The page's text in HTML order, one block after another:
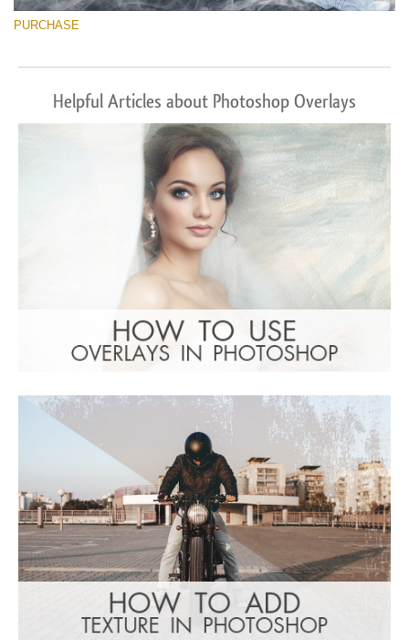
PURCHASE
Helpful Articles about Photoshop Overlays